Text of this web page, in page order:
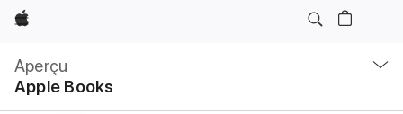
Apple
Aperçu
Apple Books
locale
Ouvrir
menu